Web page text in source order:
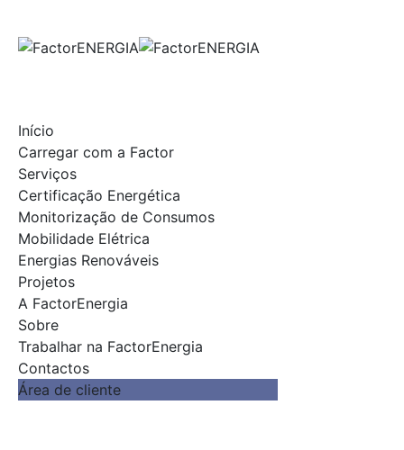
content
Início
Carregar com a Factor
Serviços
Certificação Energética
Monitorização de Consumos
Mobilidade Elétrica
Energias Renováveis
Projetos
A FactorEnergia
Sobre
Trabalhar na FactorEnergia
Contactos
Área de cliente